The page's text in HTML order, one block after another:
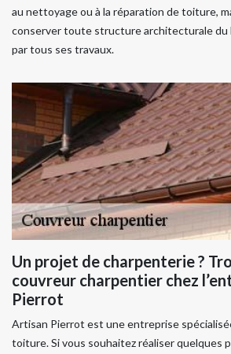
au nettoyage ou à la réparation de toiture,
conserver toute structure architecturale du
par tous ses travaux.
Un projet de charpenterie ?
couvreur charpentier chez
Pierrot
Artisan Pierrot est une entreprise
toiture. Si vous souhaitez réaliser quelques